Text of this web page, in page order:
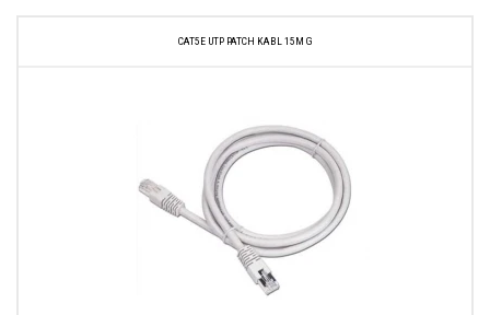
CAT5E UTP PATCH KABL 15M G